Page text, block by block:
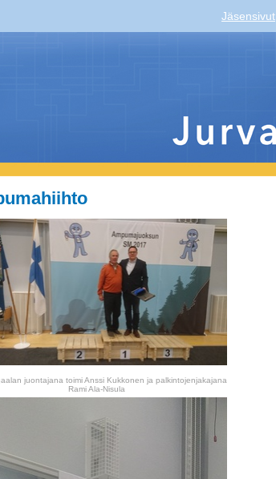
Jäsensivut
juontajana toimi Anssi Kukkonen ja palkintojenjakajana
Rami Ala-Nisula